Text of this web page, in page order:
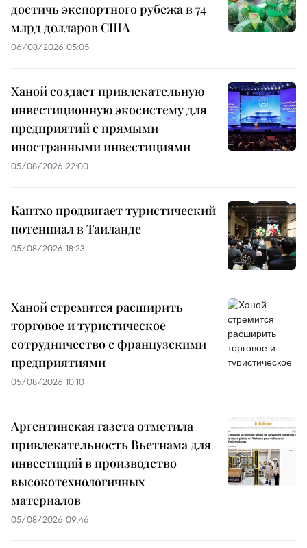
достичь экспортного рубежа в 74
млрд долларов США
06/08/2026 05:05
Ханой создает привлекательную
инвестиционную экосистему для
предприятий с прямыми
иностранными инвестициями
05/08/2026 22:00
Кантхо продвигает туристический
потенциал в Таиланде
05/08/2026 18:23
Ханой стремится расширить
торговое и туристическое
сотрудничество с французскими
предприятиями
05/08/2026 10:10
Аргентинская газета отметила
привлекательность Вьетнама для
инвестиций в производство
высокотехнологичных
материалов
05/08/2026 09:46